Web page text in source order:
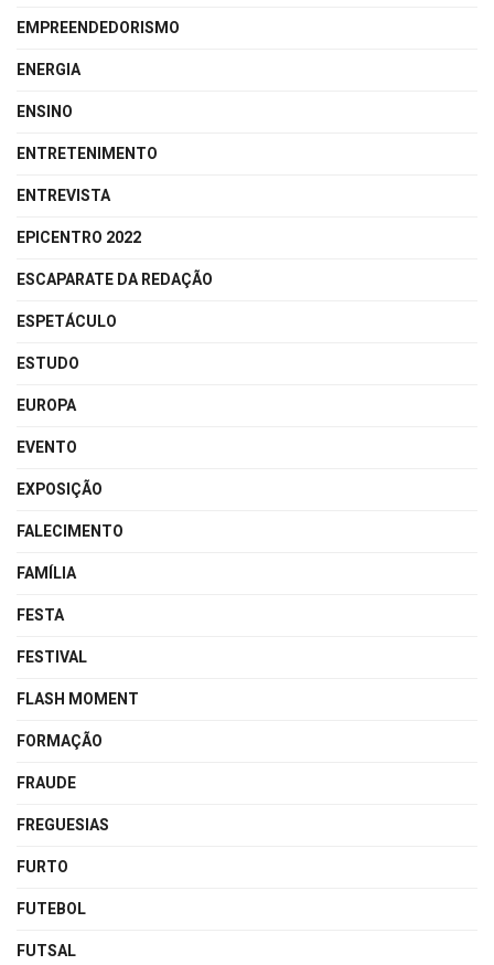
EMPREENDEDORISMO
ENERGIA
ENSINO
ENTRETENIMENTO
ENTREVISTA
EPICENTRO 2022
ESCAPARATE DA REDAÇÃO
ESPETÁCULO
ESTUDO
EUROPA
EVENTO
EXPOSIÇÃO
FALECIMENTO
FAMÍLIA
FESTA
FESTIVAL
FLASH MOMENT
FORMAÇÃO
FRAUDE
FREGUESIAS
FURTO
FUTEBOL
FUTSAL